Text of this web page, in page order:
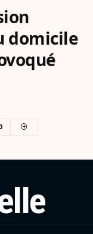
domicile